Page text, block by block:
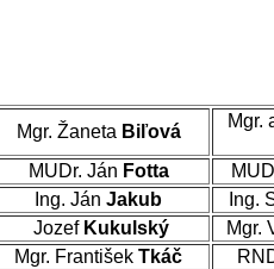
Mgr. Žaneta Biľová
Mgr.
MUDr. Ján Fotta
Ing. Ján Jakub
Ing.
Jozef Kukulský
Mgr.
Mgr. František Tkáč